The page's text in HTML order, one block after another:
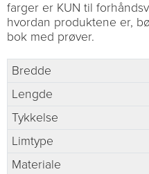
farger er KUN til
hvordan produktene er,
bok med prøver.
Bredde
Lengde
Tykkelse
Limtype
Materiale